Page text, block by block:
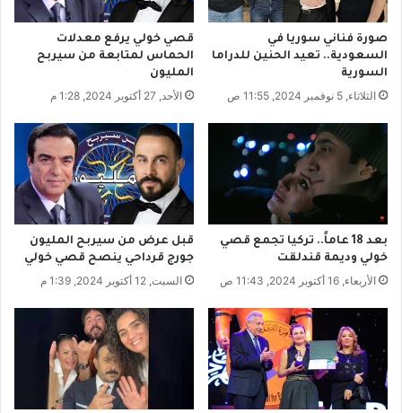
ل
ت
ف
ك
ر
ب
ة
ت
ج
ا
ي
و
ا
س
ت
ع
م
م
ر
ش
ت
ج
ي
صورة فناني سوريا في
السعودية.. تعيد الحنين للدراما
السورية
الثلاثاء, 5 نوفمبر 2024, 11:55 ص
قصي خولي يرفع معدلات
الحماس لمتابعة من سيربح
المليون
الأحد, 27 أكتوبر 2024, 1:28 م
بعد 18 عاماً.. تركيا تجمع قصي
خولي وديمة قندلقت
الأربعاء, 16 أكتوبر 2024, 11:43 ص
قبل عرض من سيربح المليون
جورج قرداحي ينصح قصي خولي
السبت, 12 أكتوبر 2024, 1:39 م